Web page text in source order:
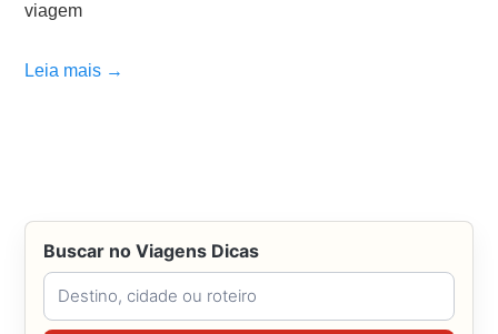
viagem
Leia mais →
Buscar no Viagens Dicas
Buscar no Viagens Dicas